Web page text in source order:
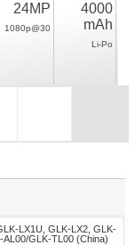
24MP
1080p@30
4000
mAh
Li-Po
LX1U, GLK-LX2, GLK-
AL00/GLK-TL00 (China)